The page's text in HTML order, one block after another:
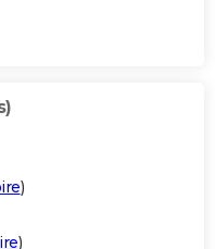
)
)